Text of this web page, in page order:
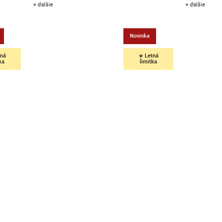
+ ďalšie + ďalšie
Novinka
☀️ Letná
limitka